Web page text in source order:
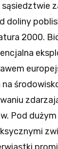
doliny
2000.
na
Pod